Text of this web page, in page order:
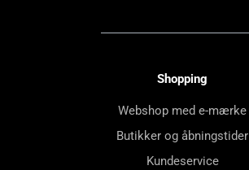
Shopping
Webshop med e-mærke
Butikker og åbningstider
Kundeservice